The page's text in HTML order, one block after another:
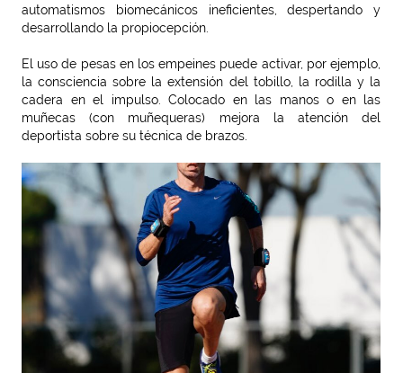
automatismos biomecánicos ineficientes, despertando y
desarrollando la propiocepción.
El uso de pesas en los empeines puede activar, por ejemplo,
la consciencia sobre la extensión del tobillo, la rodilla y la
cadera en el impulso. Colocado en las manos o en las
muñecas (con muñequeras) mejora la atención del
deportista sobre su técnica de brazos.